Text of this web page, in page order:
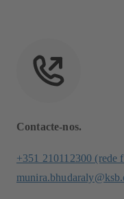
Contacte-nos.
+351 210112300 (rede